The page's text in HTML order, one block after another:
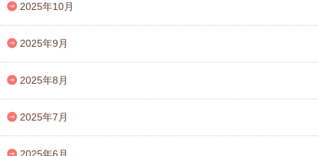
2025年10月
2025年9月
2025年8月
2025年7月
2025年6月